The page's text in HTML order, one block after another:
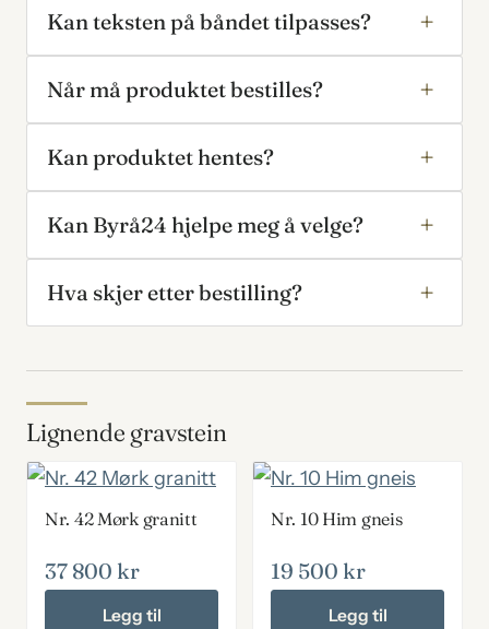
Kan teksten på båndet tilpasses?
Når må produktet bestilles?
Kan produktet hentes?
Kan Byrå24 hjelpe meg å velge?
Hva skjer etter bestilling?
Lignende gravstein
Nr. 42 Mørk granitt
37 800 kr
Legg til
Nr. 10 Him gneis
19 500 kr
Legg til